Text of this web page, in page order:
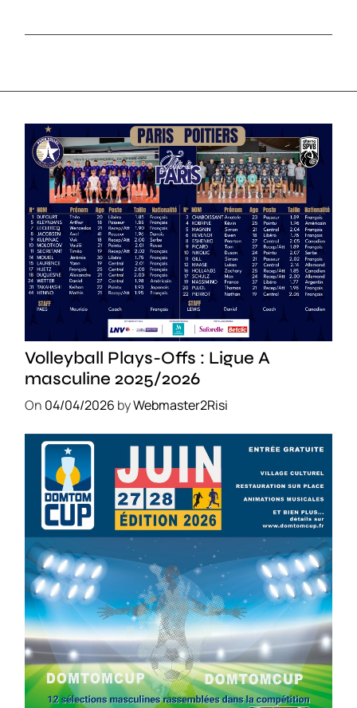
Volleyball Plays-Offs : Ligue A
masculine 2025/2026
On 04/04/2026 byWebmaster2Risi
SPORT COMPÉTITIONS FOOTBALL JEUNESSE & SPORTS
Foot : la DTC 2026 approche
On03/04/2026byWebmaster2Risi